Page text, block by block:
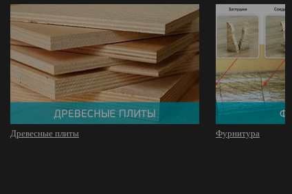
Древесные плиты Фурнитура